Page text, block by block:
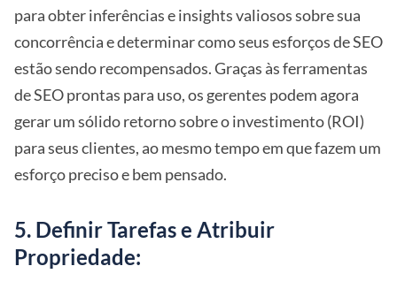
para obter inferências e insights valiosos sobre sua
concorrência e determinar como seus esforços de SEO
estão sendo recompensados. Graças às ferramentas
de SEO prontas para uso, os gerentes podem agora
gerar um sólido retorno sobre o investimento (ROI)
para seus clientes, ao mesmo tempo em que fazem um
esforço preciso e bem pensado.
5. Definir Tarefas e Atribuir
Propriedade: